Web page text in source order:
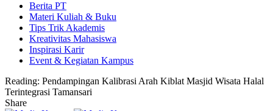
Berita PT
Materi Kuliah & Buku
Tips Trik Akademis
Kreativitas Mahasiswa
Inspirasi Karir
Event & Kegiatan Kampus
Reading: Pendampingan Kalibrasi Arah Kiblat Masjid Wisata Halal
Terintegrasi Tamansari
Share